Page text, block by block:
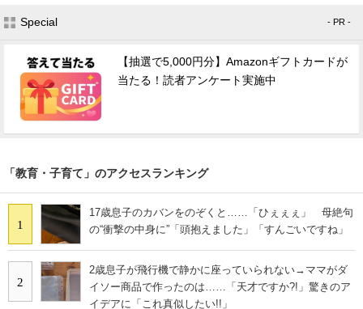
Special - PR -
【抽選で5,000円分】Amazonギフトカードが
当たる！読者アンケート実施中
「教育・子育て」のアクセスランキング
1
17歳息子のカバンをのぞくと……「ひぇぇぇ」 母絶句
の“衝撃の中身に”「頭抱えました」「すんごいですね」
2
2歳息子が飛行機で静かに座っていられない→ママがダ
イソー商品で作ったのは……「天才ですか?!」驚きのア
イデアに「これ真似したい!!」